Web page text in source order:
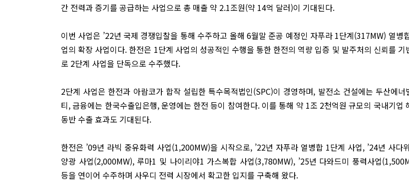
간 전력과 증기를 공급하는 사업으로 총 매출 약 2.1조원(약 14억 달러)이 기대된다.
이번 사업은 ’22년 국제 경쟁입찰을 통해 수주하고 올해 6월말 준공 예정인 자푸라 1단계(317MW) 열병
업의 확장 사업이다. 한전은 1단계 사업의 성공적인 수행을 통한 한전의 역량 입증 및 발주처의 신뢰를 기
로 2단계 사업을 단독으로 수주했다.
2단계 사업은 한전과 아람코가 합작 설립한 특수목적법인(SPC)이 경영하며, 발전소 건설에는 두산에너
티, 금융에는 한국수출입은행, 운영에는 한전 등이 참여한다. 이를 통해 약 1조 2천억원 규모의 국내기업
동반 수출 효과도 기대된다.
한전은 ’09년 라빅 중유화력 사업(1,200MW)을 시작으로, ’22년 자푸라 열병합 1단계 사업, ’24년 사다
양광 사업(2,000MW), 루마1 및 나이리야1 가스복합 사업(3,780MW), ’25년 다와드미 풍력사업
등을 연이어 수주하며 사우디 전력 시장에서 확고한 입지를 구축해 왔다.